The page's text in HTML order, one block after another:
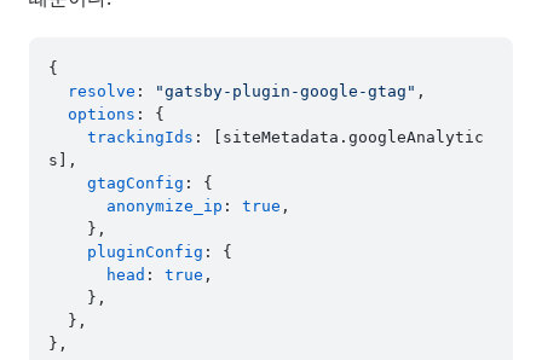
{
resolve : "gatsby-plugin-google-gtag" ,
options : {
trackingIds : [siteMetadata. googleAnalytic
s ],
gtagConfig : {
anonymize_ip : true ,
pluginConfig : {
head : true ,